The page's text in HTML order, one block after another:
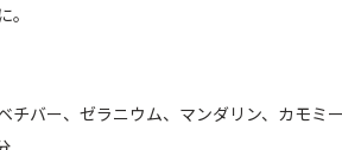
チバー、ゼラニウム、マンダリン、カモミ